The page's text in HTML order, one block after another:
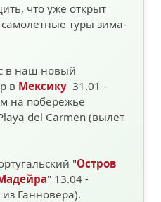
что уже открыт
туры зима-
в наш новый
в Мексику 31.01 -
на побережье
del Carmen (вылет
"Остров
" 13.04 -
Ганновера).